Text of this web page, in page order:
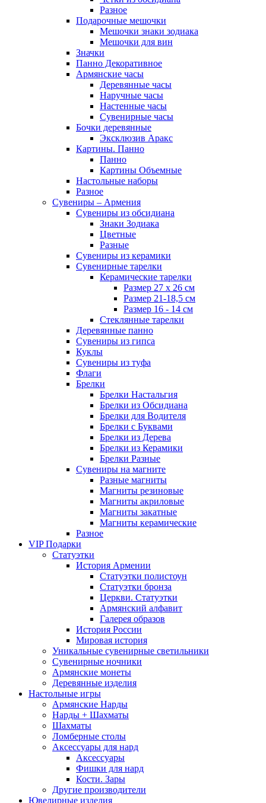
Разное
Подарочные мешочки
Мешочки знаки зодиака
Мешочки для вин
Значки
Панно Декоративное
Армянские часы
Деревянные часы
Наручные часы
Настенные часы
Сувенирные часы
Бочки деревянные
Эксклюзив Аракс
Картины. Панно
Панно
Картины Объемные
Настольные наборы
Разное
Сувениры – Армения
Сувениры из обсидиана
Знаки Зодиака
Цветные
Разные
Сувениры из керамики
Сувенирные тарелки
Керамические тарелки
Размер 27 х 26 см
Размер 21-18,5 см
Размер 16 - 14 см
Стеклянные тарелки
Деревянные панно
Сувениры из гипса
Куклы
Сувениры из туфа
Флаги
Брелки
Брелки Настальгия
Брелки из Обсидиана
Брелки для Водителя
Брелки с Буквами
Брелки из Дерева
Брелки из Керамики
Брелки Разные
Сувениры на магните
Разные магниты
Магниты резиновые
Магниты акриловые
Магниты закатные
Магниты керамические
Разное
VIP Подарки
Статуэтки
История Армении
Статуэтки полистоун
Статуэтки бронза
Церкви. Статуэтки
Армянский алфавит
Галерея образов
История России
Мировая история
Уникальные сувенирные светильники
Сувенирные ночники
Армянские монеты
Деревянные изделия
Настольные игры
Армянские Нарды
Нарды + Шахматы
Шахматы
Ломберные столы
Аксессуары для нард
Аксессуары
Фишки для нард
Кости. Зары
Другие производители
Ювелирные изделия